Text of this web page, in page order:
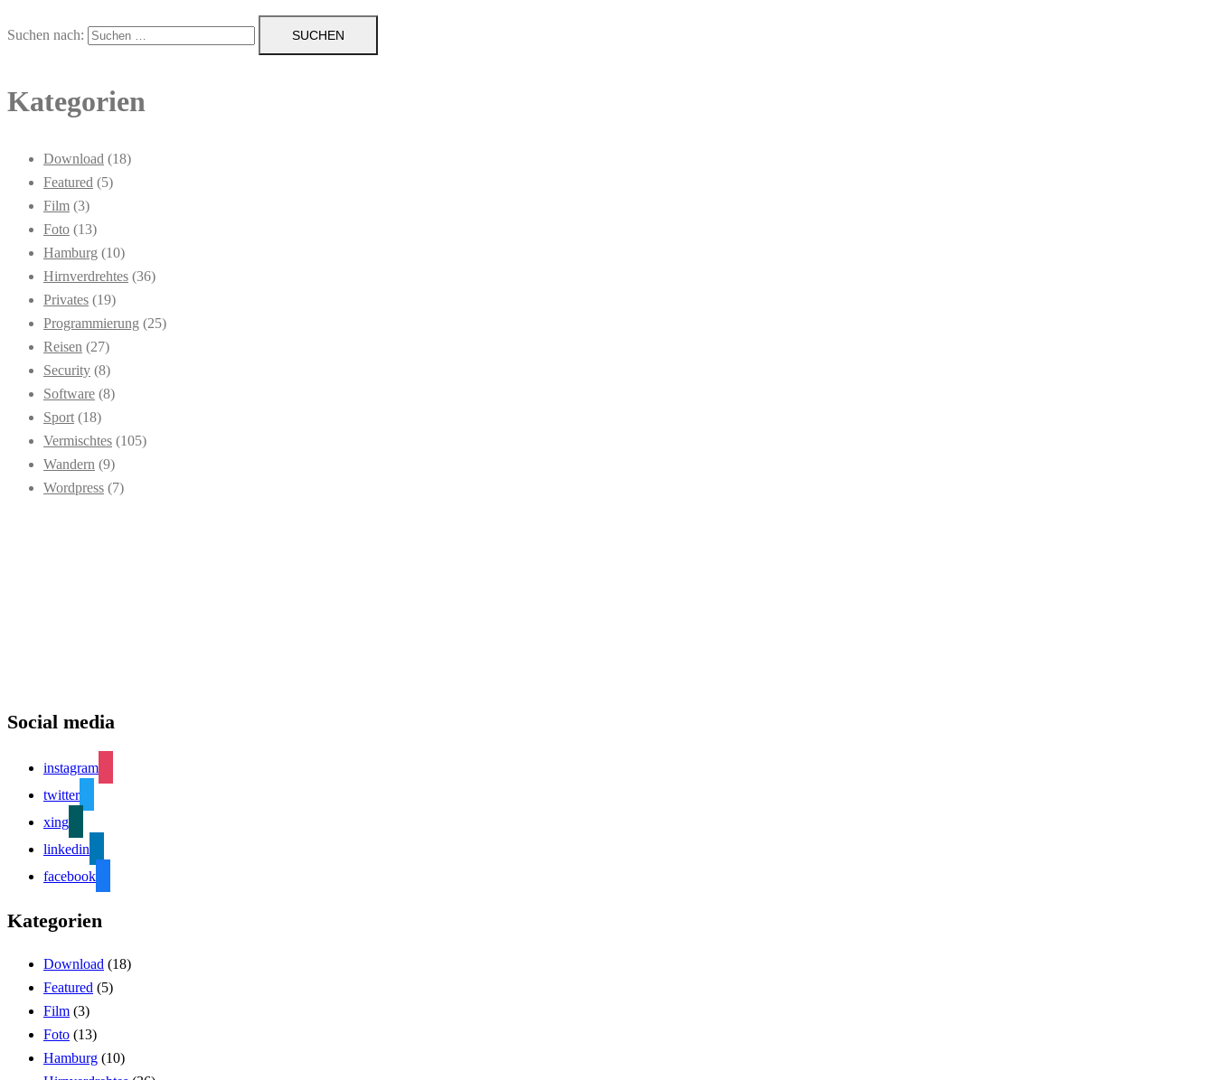
Suchen nach:
Kategorien
Download (18)
Featured (5)
Film (3)
Foto (13)
Hamburg (10)
Hirnverdrehtes (36)
Privates (19)
Programmierung (25)
Reisen (27)
Security (8)
Software (8)
Sport(18)
Vermischtes (105)
Wandern (9)
Wordpress (7)
Social media
instagram
twitter
xing
linkedin
facebook
Kategorien
Download (18)
Featured (5)
Film (3)
Foto (13)
Hamburg (10)